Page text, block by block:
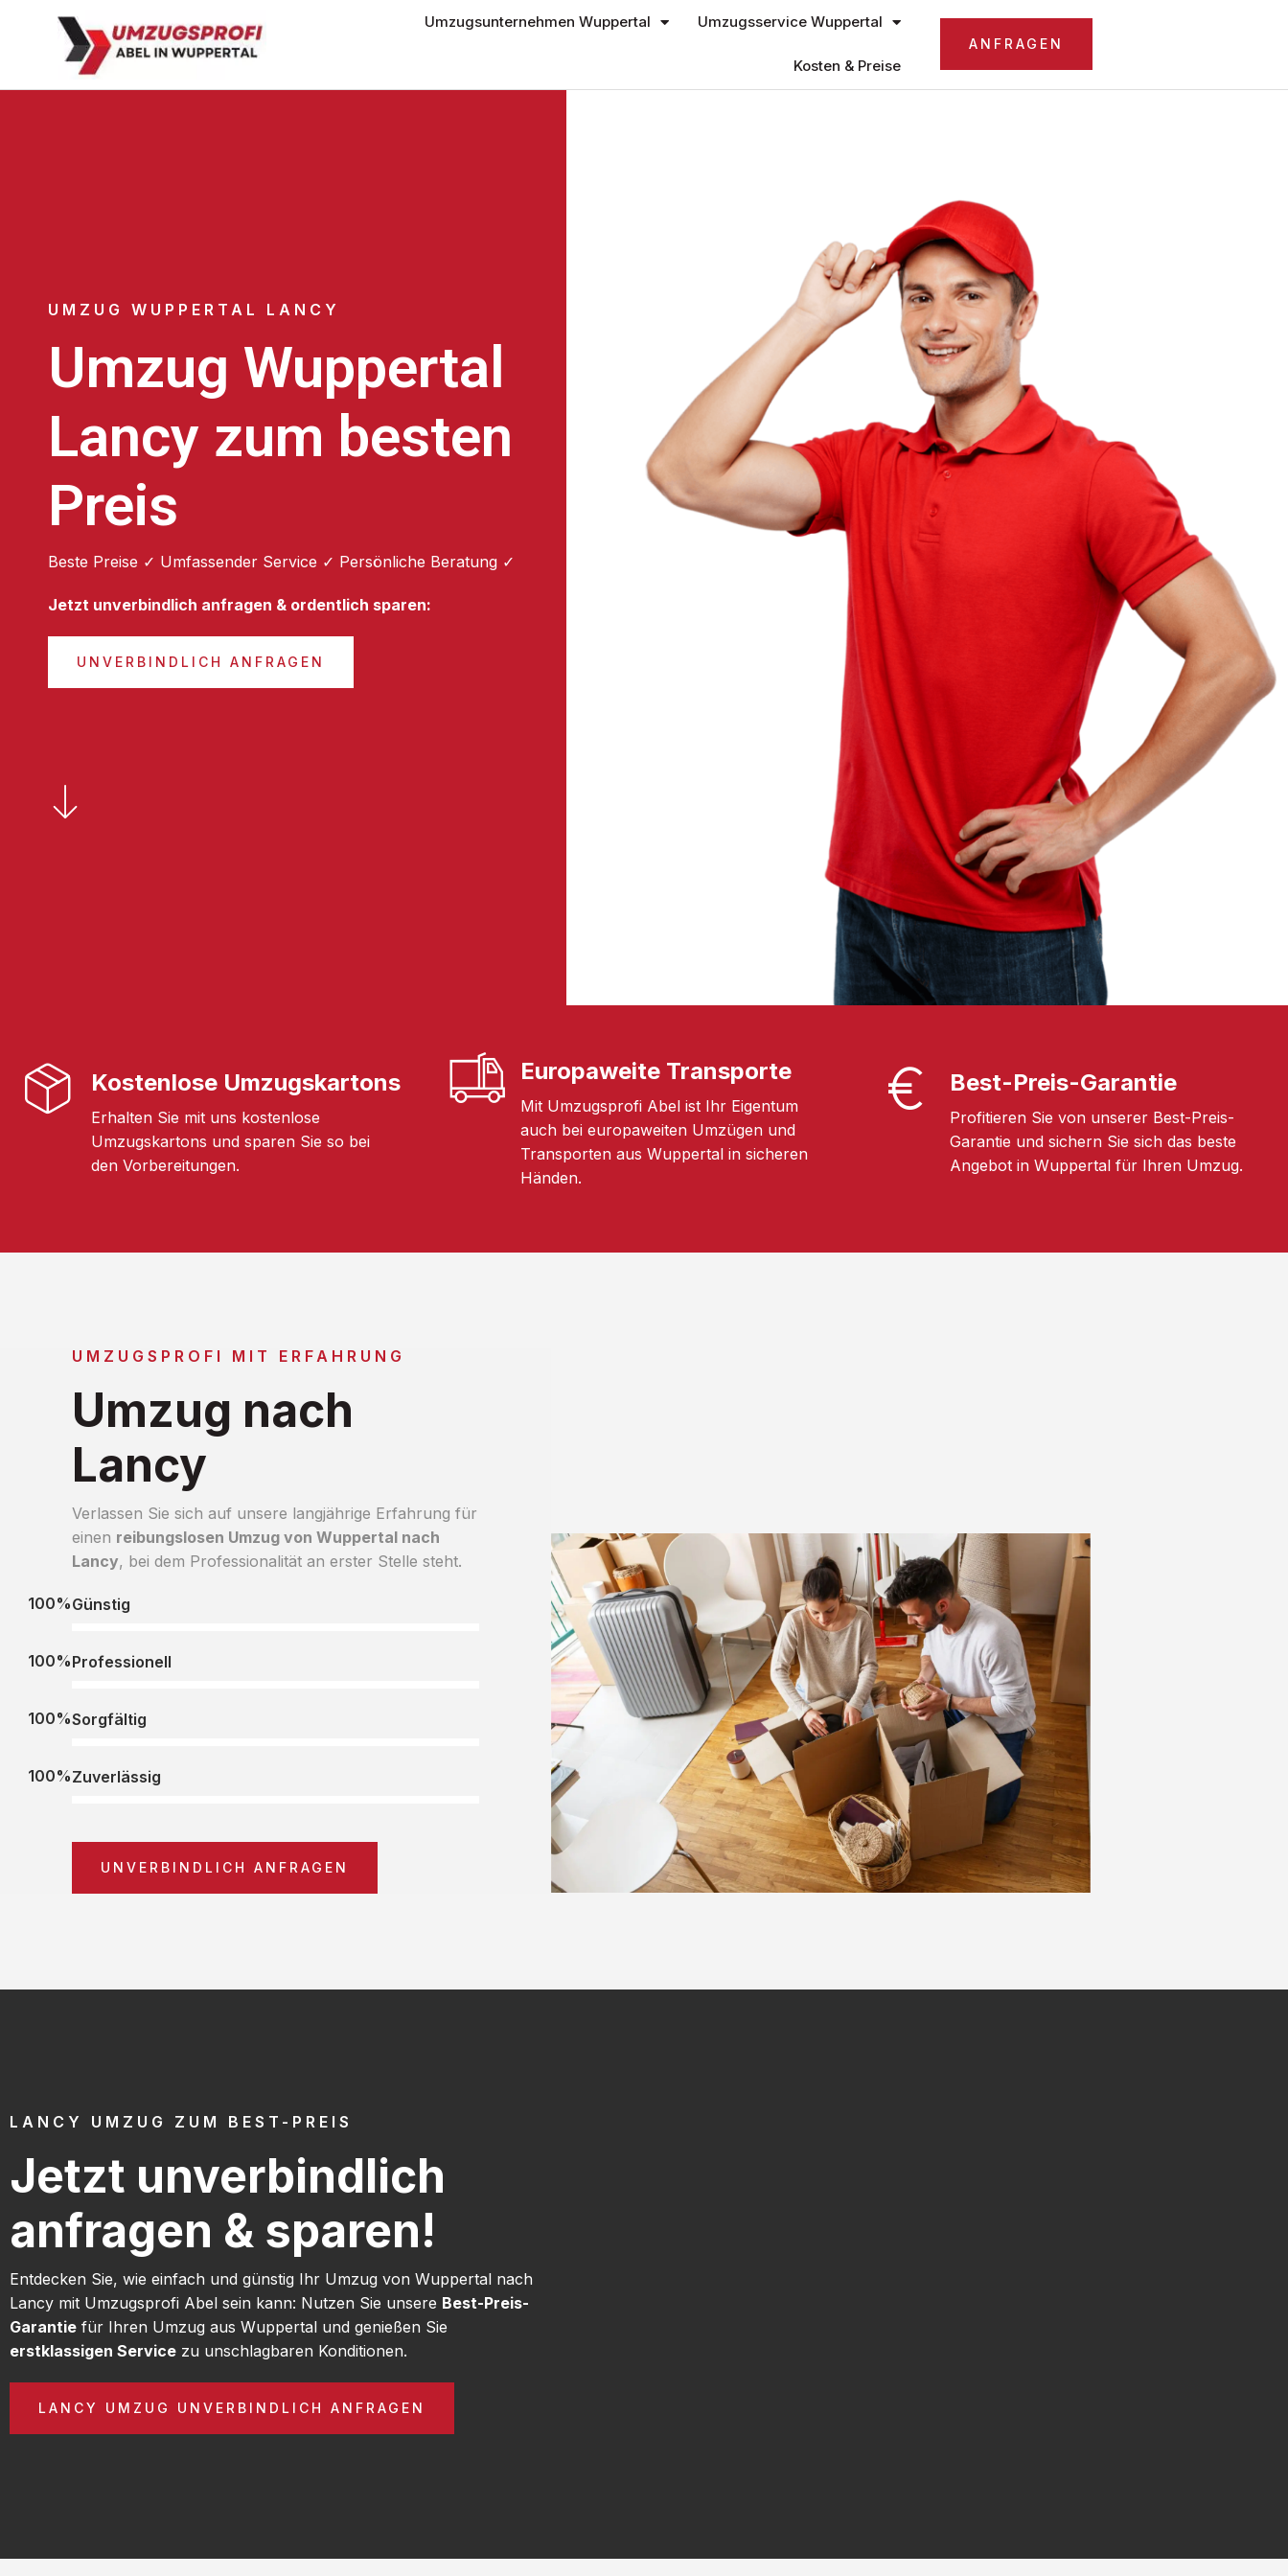
Umzugsunternehmen Wuppertal Umzugsservice Wuppertal
Kosten & Preise
ANFRAGEN
UMZUG WUPPERTAL LANCY
Umzug Wuppertal
Lancy zum besten
Preis
Beste Preise ✓ Umfassender Service ✓ Persönliche Beratung ✓
Jetzt unverbindlich anfragen & ordentlich sparen:
UNVERBINDLICH ANFRAGEN
Kostenlose Umzugskartons
Erhalten Sie mit uns kostenlose
Umzugskartons und sparen Sie so bei
den Vorbereitungen.
Europaweite Transporte
Mit Umzugsprofi Abel ist Ihr Eigentum
auch bei europaweiten Umzügen und
Transporten aus Wuppertal in sicheren
Händen.
Best-Preis-Garantie
Profitieren Sie von unserer Best-Preis-
Garantie und sichern Sie sich das beste
Angebot in Wuppertal für Ihren Umzug.
UMZUGSPROFI MIT ERFAHRUNG
Umzug nach
Lancy
Verlassen Sie sich auf unsere langjährige Erfahrung für
einen reibungslosen Umzug von Wuppertal nach
Lancy, bei dem Professionalität an erster Stelle steht.
Günstig
100%
Professionell
100%
Sorgfältig
100%
Zuverlässig
100%
UNVERBINDLICH ANFRAGEN
LANCY UMZUG ZUM BEST-PREIS
Jetzt unverbindlich
anfragen & sparen!
Entdecken Sie, wie einfach und günstig Ihr Umzug von Wuppertal nach
Lancy mit Umzugsprofi Abel sein kann: Nutzen Sie unsere Best-Preis-
Garantie für Ihren Umzug aus Wuppertal und genießen Sie
erstklassigen Service zu unschlagbaren Konditionen.
LANCY UMZUG UNVERBINDLICH ANFRAGEN